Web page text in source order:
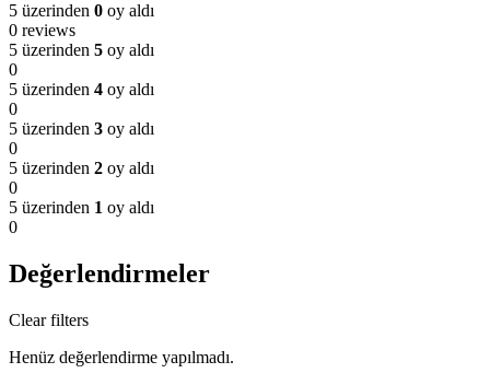
5 üzerinden 0 oy aldı
0 reviews
5 üzerinden 5 oy aldı
0
5 üzerinden 4 oy aldı
0
5 üzerinden 3 oy aldı
0
5 üzerinden 2 oy aldı
0
5 üzerinden 1 oy aldı
0
Değerlendirmeler
Clear filters
Henüz değerlendirme yapılmadı.